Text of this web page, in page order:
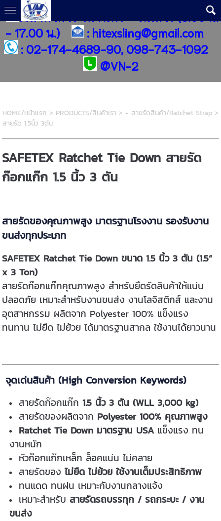
เวลาทำการ วันจันทร์ - วันเสาร์ (8.00 น.
- 17.00 น.)
: hitexsling@gmail.com
: 02-174-4689-90, 098-743-1092
@VN-2
HOME/หน้าแรก > PRODUCTS/สินค้าเรา > - สายรัดสินค้า/Ratchet Strap>
สายรัด 1.5นิ้ว 3ตัน
SAFETEX Ratchet Tie Down สายรัด
ก๊อกแก๊ก 1.5 นิ้ว 3 ตัน
สายรัดของคุณภาพสูง มาตรฐานโรงงาน รองรับงาน
ขนส่งทุกประเภท
SAFETEX Ratchet Tie Down ขนาด 1.5 นิ้ว 3 ตัน (1.5”
x 3 Ton)
สายรัดก๊อกแก๊กคุณภาพสูง สำหรับยึดรัดสินค้าให้แน่น
ปลอดภัย เหมาะสำหรับงานขนส่ง งานโลจิสติกส์ และงาน
อุตสาหกรรม ผลิตจาก Polyester 100% แข็งแรง
ทนทาน ไม่ยืด ไม่ย้วย ได้มาตรฐานสากล ใช้งานได้ยาวนาน
จุดเด่นสินค้า (High Conversion Keywords)
สายรัดก๊อกแก๊ก1.5 นิ้ว 3 ตัน (WLL 3,000 kg)
สายรัดของผลิตจาก Polyester 100% คุณภาพสูง
Ratchet Tie Down มาตรฐาน USAแข็งแรง ทน
งานหนัก
หัวก๊อกแก๊กเหล็ก ล็อคแน่น ไม่คลาย
สายรัดของไม่ยืด ไม่ย้วย ใช้งานเต็มประสิทธิภาพ
ทนแดด ทนฝน เหมาะกับงานกลางแจ้ง
เหมาะสำหรับ สายรัดรถบรรทุก / รถกระบะ / งาน
ขนส่ง